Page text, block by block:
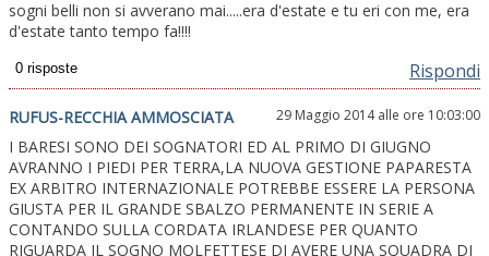
sogni belli non si avverano mai.....era d'estate e tu eri con me, era
d'estate tanto tempo fa!!!!
Rispondi
RUFUS-RECCHIA AMMOSCIATA 29 Maggio 2014 alle ore 10:03:00
I BARESI SONO DEI SOGNATORI ED AL PRIMO DI GIUGNO
AVRANNO I PIEDI PER TERRA,LA NUOVA GESTIONE PAPARESTA
EX ARBITRO INTERNAZIONALE POTREBBE ESSERE LA PERSONA
GIUSTA PER IL GRANDE SBALZO PERMANENTE IN SERIE A
CONTANDO SULLA CORDATA IRLANDESE PER QUANTO
RIGUARDA IL SOGNO MOLFETTESE DI AVERE UNA SQUADRA DI